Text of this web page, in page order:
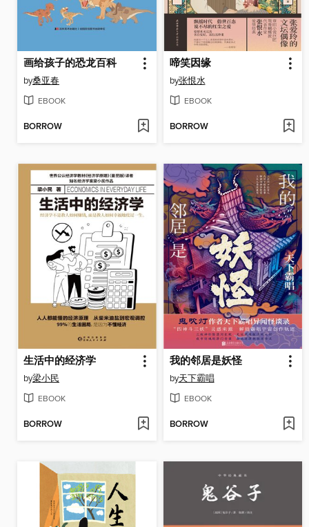
画给孩子的恐龙百科
by桑亚春
EBOOK
BORROW
啼笑因缘
by张恨水
EBOOK
BORROW
生活中的经济学
by梁小民
EBOOK
BORROW
我的邻居是妖怪
by天下霸唱
EBOOK
BORROW